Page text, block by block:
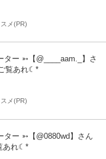
メ(PR)
ー ➳【@____aam._】さ
覧あれ☾*
メ(PR)
ー ➳【@ 0880wd】さん
あれ☾*